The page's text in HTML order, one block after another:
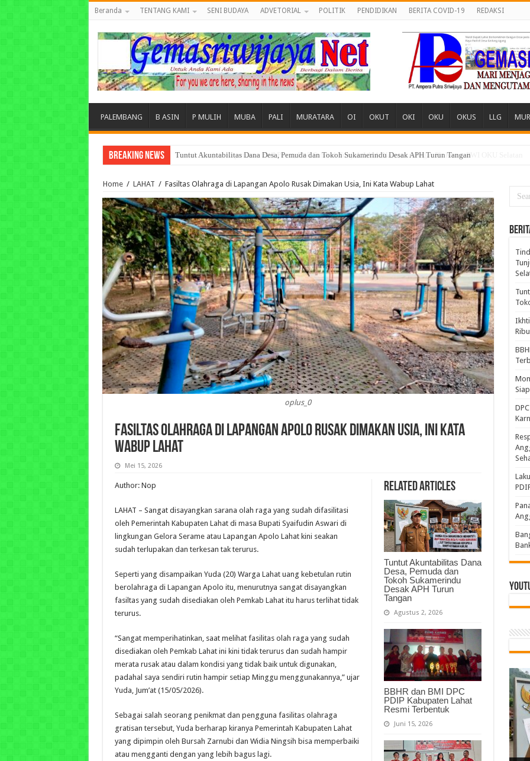
Beranda TENTANG KAMI SENI BUDAYA ADVETORIAL POLITIK PENDIDIKAN BERITA COVID-19 REDAKSI
PALEMBANG B ASIN P MULIH MUBA PALI MURATARA OI OKUT OKI OKU OKUS LLG
Breaking News Tuntut Akuntabilitas Dana Desa, Pemuda dan Tokoh Sukamerindu Desak APH Turun Tangan
Home / LAHAT / Fasiltas Olahraga di Lapangan Apolo Rusak Dimakan Usia, Ini Kata Wabup Lahat
oplus_0
Fasiltas Olahraga di Lapangan Apolo Rusak Dimakan Usia, Ini Kata
Wabup Lahat
Mei 15, 2026
Related Articles
Tuntut Akuntabilitas Dana
Desa, Pemuda dan
Tokoh Sukamerindu
Desak APH Turun
Tangan
Agustus 2, 2026
BBHR dan BMI DPC
PDIP Kabupaten Lahat
Resmi Terbentuk
Juni 15, 2026
Author: Nop
LAHAT – Sangat disayangkan sarana olah raga yang sudah difasilitasi
oleh Pemerintah Kabupaten Lahat di masa Bupati Syaifudin Aswari di
lingkungan Gelora Serame atau Lapangan Apolo Lahat kini seakan
sudah terlupakan dan terkesan tak terurus.
Seperti yang disampaikan Yuda (20) Warga Lahat uang kebetulan rutin
berolahraga di Lapangan Apolo itu, menurutnya sangat disayangkan
fasiltas yang sudah disediakan oleh Pemkab Lahat itu harus terlihat tidak
terurus.
“Sangat memperihatinkan, saat melihat fasilitas olah raga yang sudah
disediakan oleh Pemkab Lahat ini kini tidak terurus dan sudah hampir
merata rusak atau dalam kondisi yang tidak baik untuk digunakan,
padahal saya sendiri rutin hampir setiap Minggu menggunakannya,” ujar
Yuda, Jum’at (15/05/2026).
Sebagai salah seorang penikmat dan pengguna fasilitas olahraga
gratisan tersebut, Yuda berharap kiranya Pemerintah Kabupaten Lahat
yang dipimpin oleh Bursah Zarnubi dan Widia Ningsih bisa memperbaiki
atau mengganti dengan yang lebih bagus lagi.